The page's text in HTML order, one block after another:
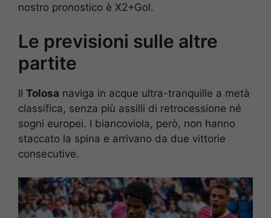
nostro pronostico è X2+Gol.
Le previsioni sulle altre
partite
Il Tolosa naviga in acque ultra-tranquille a metà
classifica, senza più assilli di retrocessione né
sogni europei. I biancoviola, però, non hanno
staccato la spina e arrivano da due vittorie
consecutive.